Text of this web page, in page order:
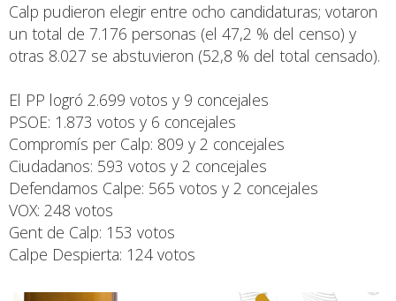
Calp pudieron elegir entre ocho candidaturas; votaron
un total de 7.176 personas (el 47,2 % del censo) y
otras 8.027 se abstuvieron (52,8 % del total censado).
El PP logró 2.699 votos y 9 concejales
PSOE: 1.873 votos y 6 concejales
Compromís per Calp: 809 y 2 concejales
Ciudadanos: 593 votos y 2 concejales
Defendamos Calpe: 565 votos y 2 concejales
VOX: 248 votos
Gent de Calp: 153 votos
Calpe Despierta: 124 votos